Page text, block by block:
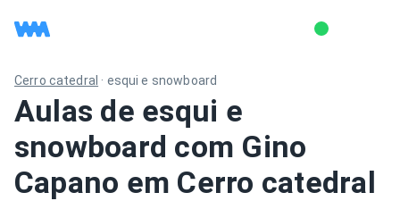
Cerro catedral · esqui e snowboard
Aulas de esqui e
snowboard com Gino
Capano em Cerro catedral